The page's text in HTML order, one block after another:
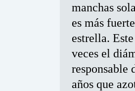
manchas
es más
estrella.
veces el
responsable
años que